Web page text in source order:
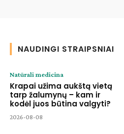
NAUDINGI STRAIPSNIAI
Natūrali medicina
Krapai užima aukštą vietą
tarp žalumynų – kam ir
kodėl juos būtina valgyti?
2026-08-08